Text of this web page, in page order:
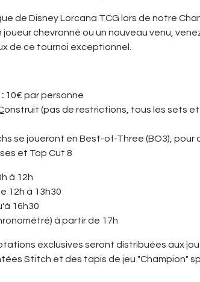
de Disney Lorcana TCG lors de notre
joueur chevronné ou un nouveau venu,
de ce tournoi exceptionnel.
10€ par personne
onstruit (pas de restrictions, tous les sets
se joueront en Best-of-Three (BO3),
et Top Cut 8
à 12h
12h à 13h30
16h30
à partir de 17h
exclusives seront distribuées aux
Stitch et des tapis de jeu "Champion"